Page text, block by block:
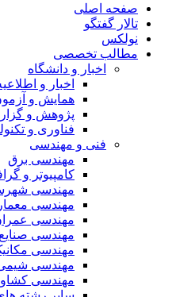
صفحه اصلی
تالار گفتگو
نولکس
مطالب تخصصی
اخبار و دانشگاه
اخبار و اطلاعیه
همایش و آزمون و
پژوهش و گزارش
فناوری و
فنی و مهندسی
مهندسی برق
کامپیوتر و گرافیک
مهندسی شهرسازی
مهندسی معماری
مهندسی عمران
مهندسی صنایع
مهندسی مکانیک
مهندسی شیمی
مهندسی